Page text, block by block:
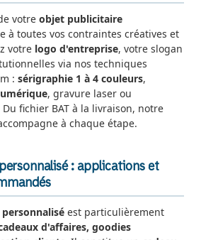
votre objet publicitaire
à toutes vos contraintes créatives et
votre logo d'entreprise, votre slogan
via nos techniques
: sérigraphie 1 à 4 couleurs,
, gravure laser ou
fichier BAT à la livraison, notre
à chaque étape.
: applications et
est particulièrement
d'affaires, goodies